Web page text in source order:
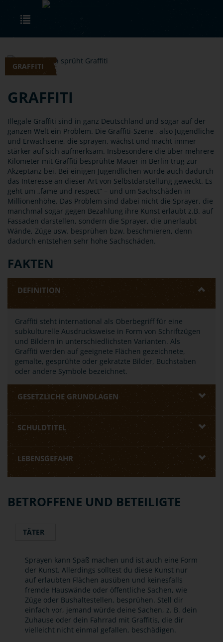
Skip to main content
GRAFFITI
GRAFFITI
Illegale Graffiti sind in ganz Deutschland und sogar auf der
ganzen Welt ein Problem. Die Graffiti-Szene , also Jugendliche
und Erwachsene, die sprayen, wächst und macht immer
stärker auf sich aufmerksam. Insbesondere die über mehrere
Kilometer mit Graffiti besprühte Mauer in Berlin trug zur
Akzeptanz bei. Bei einigen Jugendlichen wurde auch dadurch
das Interesse an dieser Art von Selbstdarstellung geweckt. Es
geht um „fame und respect“ – und um Sachschäden in
Millionenhöhe. Das Problem sind dabei nicht die Sprayer, die
manchmal sogar gegen Bezahlung ihre Kunst erlaubt z.B. auf
Fassaden darstellen, sondern die Sprayer, die unerlaubt
Wände, Züge usw. besprühen bzw. beschmieren, denn
dadurch entstehen sehr hohe Sachschäden.
FAKTEN
DEFINITION
Graffiti steht international als Oberbegriff für eine
subkulturelle Ausdrucksweise in Form von Schriftzügen
und Bildern in unterschiedlichsten Varianten. Als
Graffiti werden auf geeignete Flächen gezeichnete,
gemalte, gesprühte oder gekratzte Bilder, Buchstaben
oder andere Symbole bezeichnet.
GESETZLICHE GRUNDLAGEN
SCHULDTITEL
LEBENSGEFAHR
BETROFFENE UND BETEILIGTE
TÄTER
Sprayen kann Spaß machen und ist auch eine Form
der Kunst. Allerdings solltest du diese Kunst nur
auf erlaubten Flächen ausüben und keinesfalls
fremde Hauswände oder öffentliche Sachen, wie
Züge oder Bushaltestellen, besprühen. Stell dir
einfach vor, jemand würde deine Sachen, z. B. dein
Zuhause oder dein Fahrrad mit Graffitis, die dir
vielleicht nicht einmal gefallen, beschädigen.